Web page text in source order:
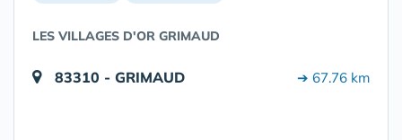
LES VILLAGES D'OR GRIMAUD
83310 - GRIMAUD ➔ 67.76 km